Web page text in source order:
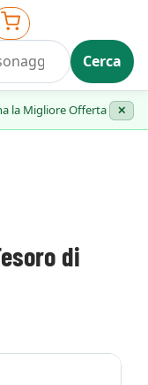
Cerca
la Migliore Offerta ✕
di